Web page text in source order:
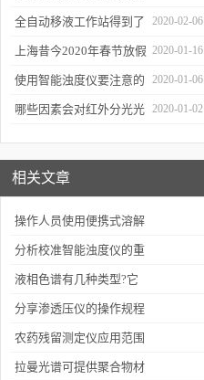
意事项有哪些
全自动移液工作站得到了
广泛的应用
2020-02-06
上海昔今2020年春节放假
通知
2020-01-16
使用智能浊度仪要注意的
几个要点
2020-01-06
哪些因素会对红外分光光 2020-01-02
相关文章
操作人员使用便携式溶解
氧仪要知道的知识
分析校准智能浊度仪的重
要性
液相色谱有几种类型?它
们的保留机理是什么?
分享渗透压仪的操作规程
农药残留测定仪应用范围
及效果
拉曼光谱可提供聚合物材